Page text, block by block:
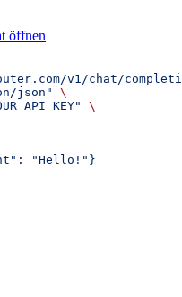
öffnen
v1/chat/
json "
\
"
\
" : "Hello! " }